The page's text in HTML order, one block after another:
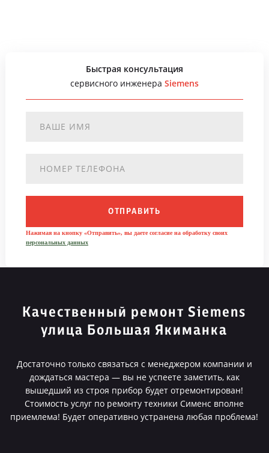
Быстрая консультация
сервисного инженера Siemens
ОТПРАВИТЬ
Нажимая на кнопку «Отправить», вы даете согласие на обработку своих
персональных данных
Качественный ремонт Siemens
улица Большая Якиманка
Достаточно только связаться с менеджером компании и
дождаться мастера — вы не успеете заметить, как
вышедший из строя прибор будет отремонтирован!
Стоимость услуг по ремонту техники Сименс вполне
приемлема! Будет оперативно устранена любая проблема!